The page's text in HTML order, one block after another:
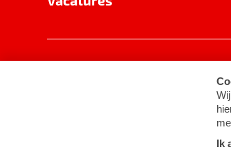
Cookie-instellingen